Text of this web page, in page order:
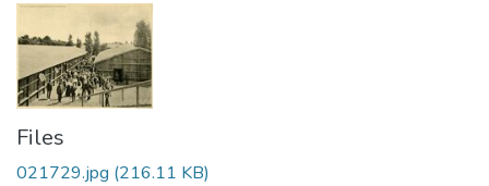
Files
021729.jpg (216.11 KB)